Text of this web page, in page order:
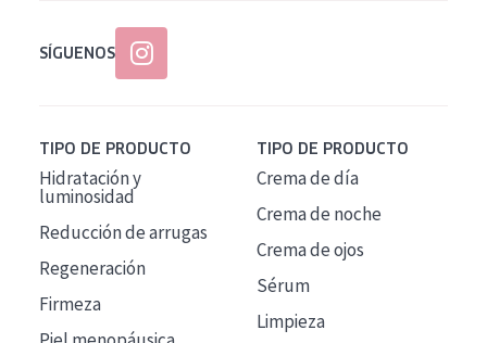
SÍGUENOS
TIPO DE PRODUCTO
Hidratación y
luminosidad
Reducción de arrugas
Regeneración
Firmeza
TIPO DE PRODUCTO
Crema de día
Crema de noche
Crema de ojos
Sérum
Limpieza